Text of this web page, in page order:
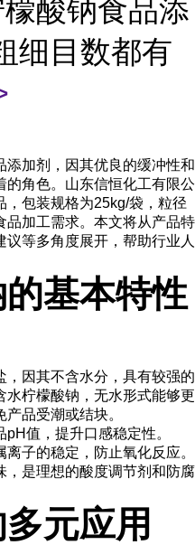
酸钠食品添
细目数都有
加剂，因其优良的缓冲性和
的角色。山东信恒化工有限公
，包装规格为25kg/袋，粒径
品加工需求。本文将从产品特
等多角度展开，帮助行业人
基本特性
因其不含水分，具有较强的
柠檬酸钠，无水形式能够更
品受潮或结块。
值，提升口感稳定性。
子的稳定，防止氧化反应。
，是理想的酸度调节剂和防腐
元应用